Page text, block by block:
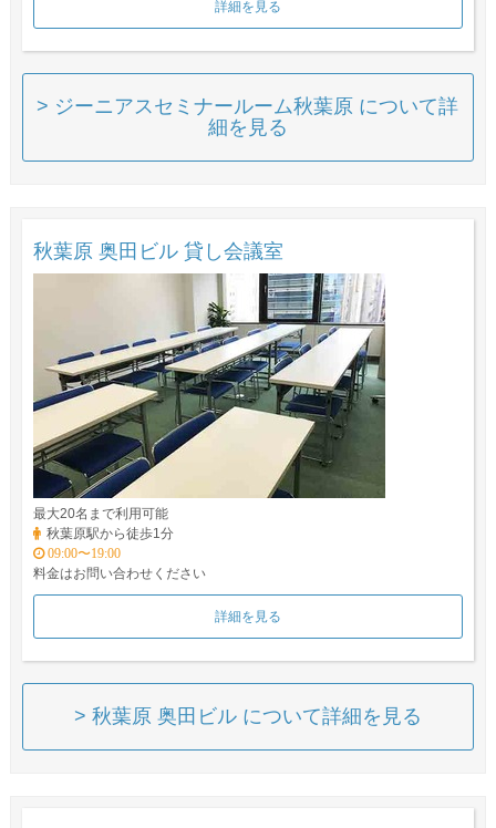
詳細を見る
> ジーニアスセミナールーム秋葉原 について詳
細を見る
秋葉原 奥田ビル 貸し会議室
最大20名まで利用可能
秋葉原駅から徒歩1分
09:00〜19:00
料金はお問い合わせください
詳細を見る
> 秋葉原 奥田ビル について詳細を見る